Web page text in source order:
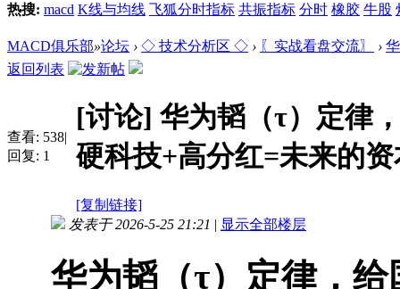
热搜: macd K线与均线 飞狐分时指标 共振指标 分时 橡胶 牛股
MACD俱乐部»论坛 › ◇ 技术分析区 ◇ › 〖实战看盘交流〗 ›
返回列表
查看: 538|
回复: 1
[讨论] 华为韬（τ）定律
硬科技+高分红=未来的资
[复制链接]
发表于 2026-5-25 21:21 | 显示全部楼层
华为韬（τ）定律，